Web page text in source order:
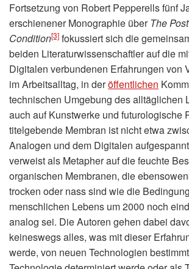
Fortsetzung von Robert Pepperells fünf
erschienener Monographie über The
Condition[3] fokussiert sich die
beiden Literaturwissenschaftler auf die
Digitalen verbundenen Erfahrungen von
im Arbeitsalltag, in deröffentlichen
technischen Umgebung des alltäglichen
auch auf Kunstwerke und futurologische
titelgebende Membran ist nicht etwa
Analogen und dem Digitalen
verweist als Metapher auf die feuchte
organischen Membranen, die
trocken oder nass sind wie die
menschlichen Lebens um 2000 noch
analog sei. Die Autoren gehen dabei
keineswegs alles, was mit dieser
werde, von neuen Technologien